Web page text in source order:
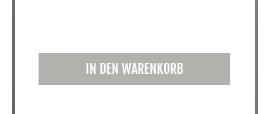
IN DEN WARENKORB